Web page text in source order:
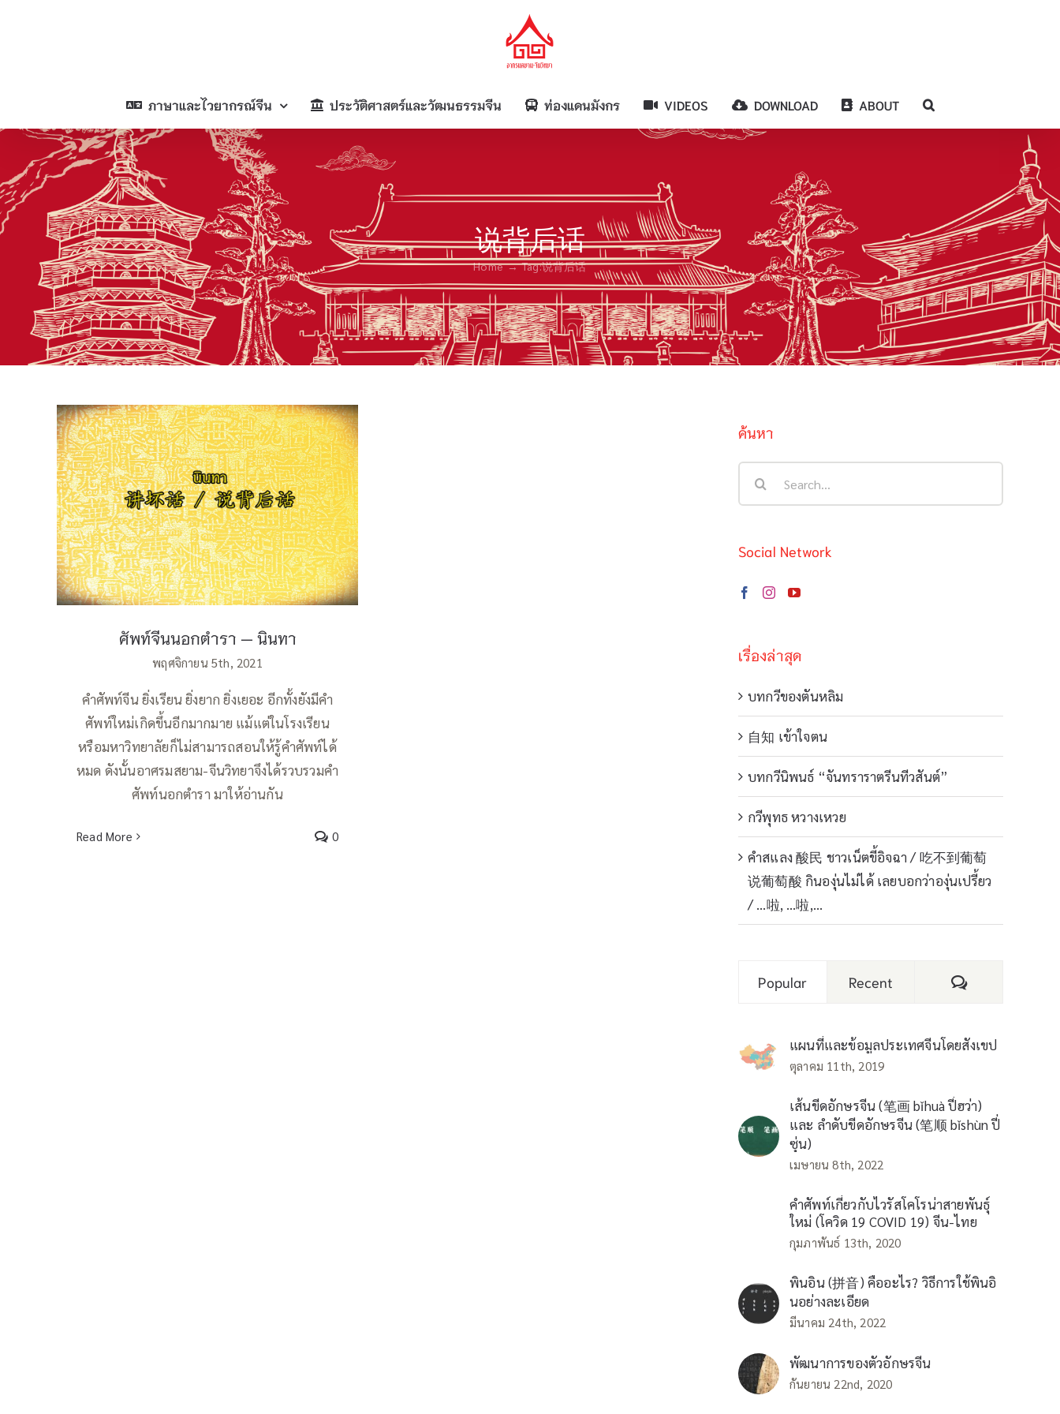
ภาษาและไวยากรณ์จีน ประวัติศาสตร์และวัฒนธรรมจีน ท่องแดนมังกร VIDEOS DOWNLOAD ABOUT
说背后话
Home Tag:说背后话
ศัพท์จีนนอกตำรา — นินทา
ศัพท์จีนนอกตำรา — นินทา
พฤศจิกายน 5th, 2021
คำศัพท์จีน ยิ่งเรียน ยิ่งยาก ยิ่งเยอะ อีกทั้งยังมีคำ
ศัพท์ใหม่เกิดขึ้นอีกมากมาย แม้แต่ในโรงเรียน
หรือมหาวิทยาลัยก็ไม่สามารถสอนให้รู้คำศัพท์ได้
หมด ดังนั้นอาศรมสยาม-จีนวิทยาจึงได้รวบรวมคำ
ศัพท์นอกตำรา มาให้อ่านกัน
Read More 0
ค้นหา
Social Network
เรื่องล่าสุด
บทกวีของตันหลิม
自知 เข้าใจตน
บทกวีนิพนธ์ “จันทราราตรีนทีวสันต์”
กวีพุทธ หวางเหวย
คำสแลง 酸民 ชาวเน็ตขี้อิจฉา / 吃不到葡萄
说葡萄酸 กินองุ่นไม่ได้ เลยบอกว่าองุ่นเปรี้ยว
/ …啦, …啦,…
Popular Recent Comments
แผนที่และข้อมูลประเทศจีนโดยสังเขป
ตุลาคม 11th, 2019
เส้นขีดอักษรจีน (笔画 bǐhuà ปี่ฮว่า)
และ ลำดับขีดอักษรจีน (笔顺 bǐshùn ปี่
ซุ่น)
เมษายน 8th, 2022
คำศัพท์เกี่ยวกับไวรัสโคโรน่าสายพันธุ์
ใหม่ (โควิด 19 COVID 19) จีน-ไทย
กุมภาพันธ์ 13th, 2020
พินอิน (拼音) คืออะไร? วิธีการใช้พินอิ
นอย่างละเอียด
มีนาคม 24th, 2022
พัฒนาการของตัวอักษรจีน
กันยายน 22nd, 2020